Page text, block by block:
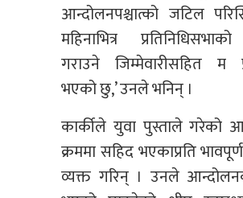
आन्दोलनपश्चात्को जटिल
महिनाभित्र
गराउने जिम्मेवारीसहित म
भएको छु,’ उनले भनिन् ।
कार्कीले युवा पुस्ताले गरेको
क्रममा सहिद भएकाप्रति भावपूर्ण
व्यक्त गरिन् । उनले